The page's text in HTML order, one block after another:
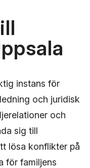
instans för
och juridisk
och
sig till
lösa konflikter på
för familjens